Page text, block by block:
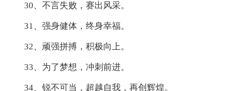
30、不言失败，赛出风采。
31、强身健体，终身幸福。
32、顽强拼搏，积极向上。
33、为了梦想，冲刺前进。
34、锐不可当，超越自我，再创辉煌。